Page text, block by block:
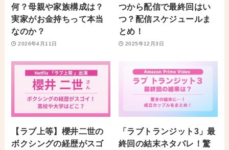
何？母親や家族構成は？
実家がお金持ちって本当
なのか？
2026年4月11日
つから配信で最終回はい
つ？配信スケジュールま
とめ！
2025年12月3日
【ラブ上等】櫻井二世の
ボクシングの経歴がスゴ
「ラブトランジット3」最
終回の結末ネタバレ！驚